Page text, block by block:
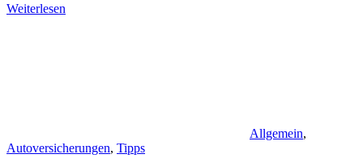
Weiterlesen
Allgemein,
Autoversicherungen, Tipps